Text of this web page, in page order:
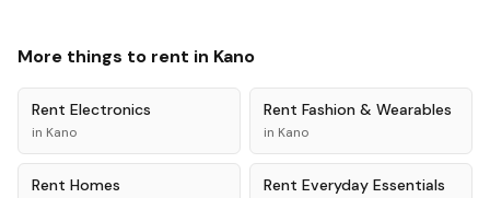
More things to rent in Kano
Rent Electronics
in Kano
Rent Fashion & Wearables
in Kano
Rent Homes Rent Everyday Essentials